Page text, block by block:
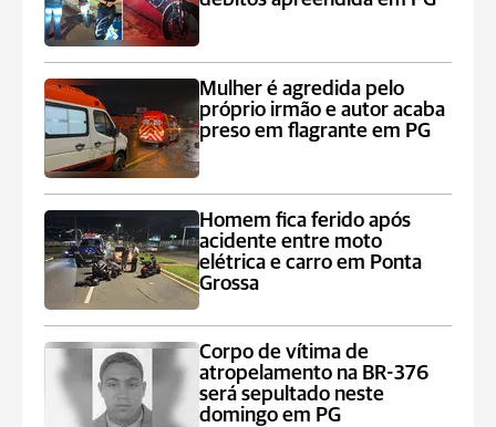
Mulher é agredida pelo
próprio irmão e autor acaba
preso em flagrante em PG
Homem fica ferido após
acidente entre moto
elétrica e carro em Ponta
Grossa
Corpo de vítima de
atropelamento na BR-376
será sepultado neste
domingo em PG